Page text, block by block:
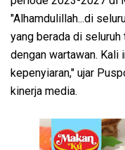
"Alhamdulillah...di
yang berada di
dengan wartawan. Kali
kepenyiaran," ujar
kinerja media.